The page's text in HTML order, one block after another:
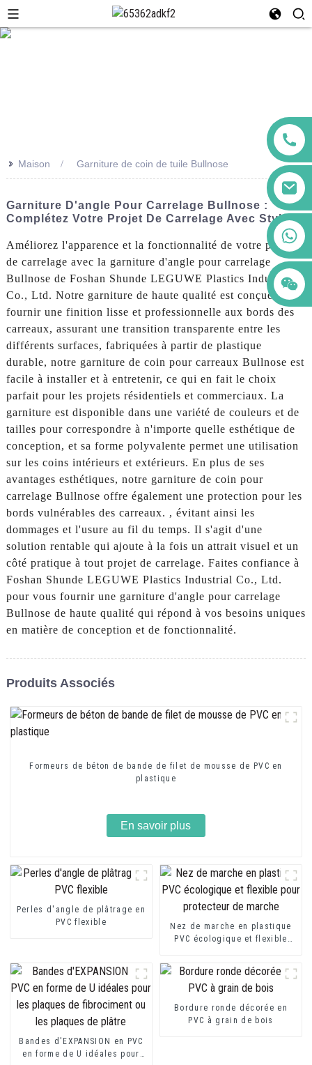
>> Maison Garniture de coin de tuile Bullnose
Garniture D'angle Pour Carrelage Bullnose :
Complétez Votre Projet De Carrelage Avec Style
Améliorez l'apparence et la fonctionnalité de votre projet
de carrelage avec la garniture d'angle pour carrelage
Bullnose de Foshan Shunde LEGUWE Plastics Industrial
Co., Ltd. Notre garniture de haute qualité est conçue pour
fournir une finition lisse et professionnelle aux bords des
carreaux, assurant une transition transparente entre les
différents surfaces, fabriquées à partir de plastique
durable, notre garniture de coin pour carreaux Bullnose est
facile à installer et à entretenir, ce qui en fait le choix
parfait pour les projets résidentiels et commerciaux. La
garniture est disponible dans une variété de couleurs et de
tailles pour correspondre à n'importe quelle esthétique de
conception, et sa forme polyvalente permet une utilisation
sur les coins intérieurs et extérieurs. En plus de ses
avantages esthétiques, notre garniture de coin pour
carrelage Bullnose offre également une protection pour les
bords vulnérables des carreaux. , évitant ainsi les
dommages et l'usure au fil du temps. Il s'agit d'une
solution rentable qui ajoute à la fois un attrait visuel et un
côté pratique à tout projet de carrelage. Faites confiance à
Foshan Shunde LEGUWE Plastics Industrial Co., Ltd.
pour vous fournir une garniture d'angle pour carrelage
Bullnose de haute qualité qui répond à vos besoins uniques
en matière de conception et de fonctionnalité.
Produits Associés
Formeurs de béton de bande de filet de mousse de PVC en
plastique
En savoir plus
Perles d'angle de plâtrage en
PVC flexible
Nez de marche en plastique
PVC écologique et flexible
Bandes d'EXPANSION en PVC
en forme de U idéales pour
Bordure ronde décorée en
PVC à grain de bois